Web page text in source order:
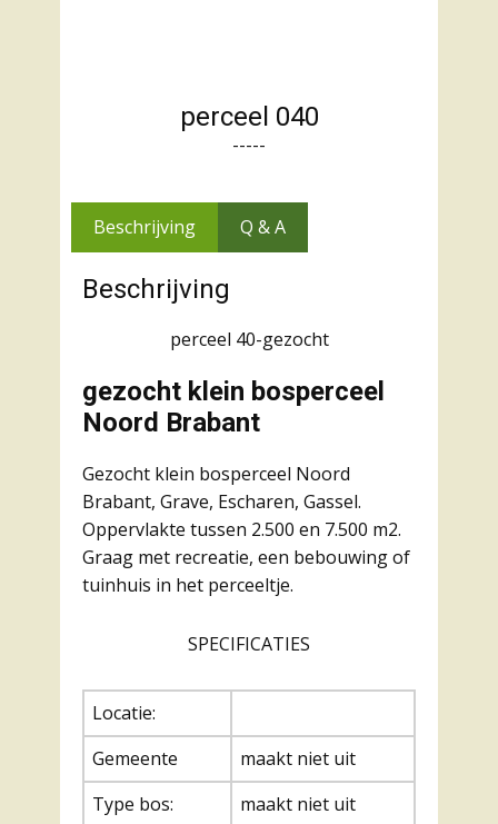
perceel 040
-----
Beschrijving Q & A
Beschrijving
perceel 40-gezocht
gezocht klein bosperceel
Noord Brabant
Gezocht klein bosperceel Noord
Brabant, Grave, Escharen, Gassel.
Oppervlakte tussen 2.500 en 7.500 m2.
Graag met recreatie, een bebouwing of
tuinhuis in het perceeltje.
SPECIFICATIES
Locatie:
Gemeente
maakt niet uit
Type bos:
maakt niet uit